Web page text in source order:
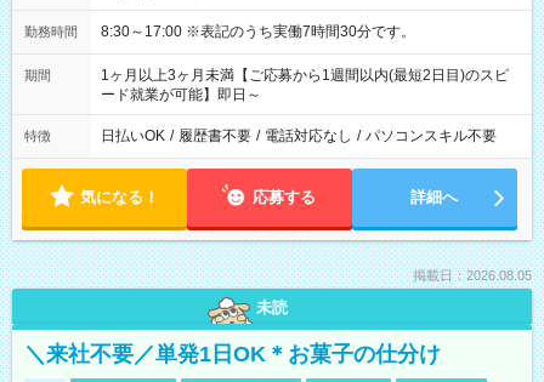
勤務時間 8:30～17:00 ※表記のうち実働7時間30分です。
期間
1ヶ月以上3ヶ月未満【ご応募から1週間以内(最短2日目)のスピ
ード就業が可能】即日～
特徴 日払いOK / 履歴書不要 / 電話対応なし / パソコンスキル不要
気になる！ 応募する 詳細へ
掲載日：2026.08.05
未読
＼来社不要／単発1日OK＊お菓子の仕分け